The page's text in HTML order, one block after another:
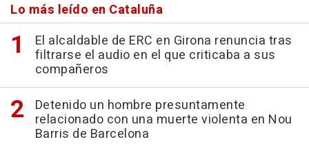
Lo más leído en Cataluña
El alcaldable de ERC en Girona renuncia tras
filtrarse el audio en el que criticaba a sus
compañeros
Detenido un hombre presuntamente
relacionado con una muerte violenta en Nou
Barris de Barcelona